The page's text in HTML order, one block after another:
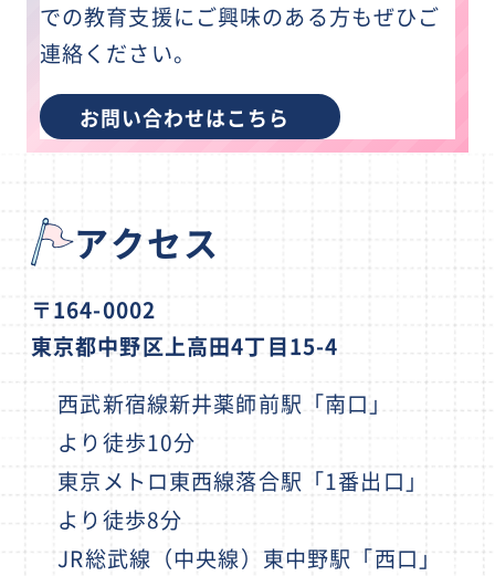
での教育支援にご興味のある方もぜひご
連絡ください。
お問い合わせはこちら
アクセス
〒164-0002
東京都中野区上高田4丁目15-4
西武新宿線新井薬師前駅「南口」
より徒歩10分
東京メトロ東西線落合駅「1番出口」
より徒歩8分
JR総武線（中央線）東中野駅「西口」